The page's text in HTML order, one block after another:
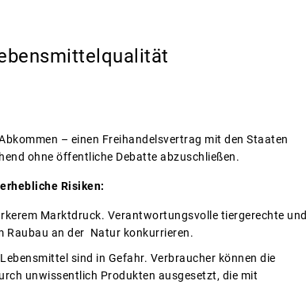
– einen Freihandelsvertrag mit den Staaten
ohne öffentliche Debatte abzuschließen.
Risiken:
Marktdruck. Verantwortungsvolle tiergerechte und
Raubau an der Natur konkurrieren.
Lebensmittel sind in Gefahr. Verbraucher können die
unwissentlich Produkten ausgesetzt, die mit